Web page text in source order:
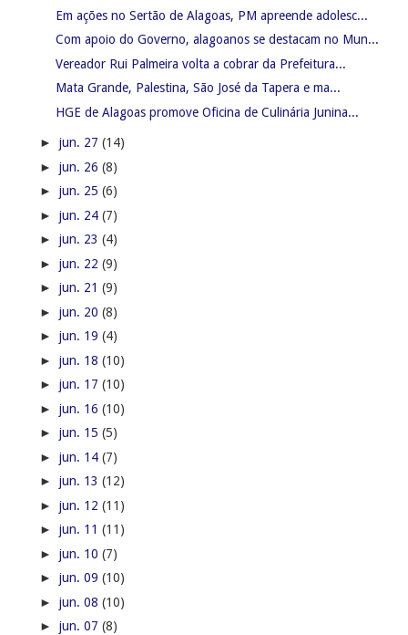
Em ações no Sertão de Alagoas, PM apreende adolesc...
Com apoio do Governo, alagoanos se destacam no Mun...
Vereador Rui Palmeira volta a cobrar da Prefeitura...
Mata Grande, Palestina, São José da Tapera e ma...
HGE de Alagoas promove Oficina de Culinária Junina...
► jun. 27 (14)
► jun. 26 (8)
► jun. 25 (6)
► jun. 24 (7)
► jun. 23 (4)
► jun. 22 (9)
► jun. 21 (9)
► jun. 20 (8)
► jun. 19 (4)
► jun. 18 (10)
► jun. 17 (10)
► jun. 16 (10)
► jun. 15 (5)
► jun. 14 (7)
► jun. 13 (12)
► jun. 12 (11)
► jun. 11 (11)
► jun. 10 (7)
► jun. 09 (10)
► jun. 08 (10)
► jun. 07 (8)